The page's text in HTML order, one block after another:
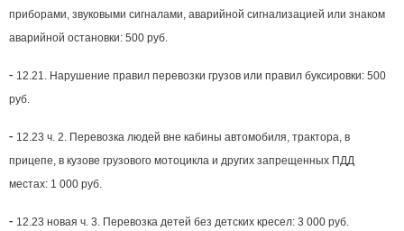
приборами, звуковыми сигналами, аварийной сигнализацией или знаком
аварийной остановки: 500 руб.
- 12.21. Нарушение правил перевозки грузов или правил буксировки: 500
руб.
- 12.23 ч. 2. Перевозка людей вне кабины автомобиля, трактора, в
прицепе, в кузове грузового мотоцикла и других запрещенных ПДД
местах: 1 000 руб.
- 12.23 новая ч. 3. Перевозка детей без детских кресел: 3 000 руб.